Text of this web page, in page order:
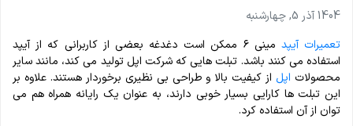
1404 آذر 5, چهارشنبه
تعمیرات آیپد
مینی ۶ ممکن است دغدغه بعضی از کاربرانی که از آیپد
استفاده می کنند باشد. تبلت هایی که شرکت اپل تولید می کند، مانند سایر
محصولات اپل از کیفیت بالا و طراحی بی نظیری برخوردار هستند. علاوه بر
این تبلت ها کارایی بسیار خوبی دارند، به عنوان یک رایانه همراه هم می
توان از آن استفاده کرد.